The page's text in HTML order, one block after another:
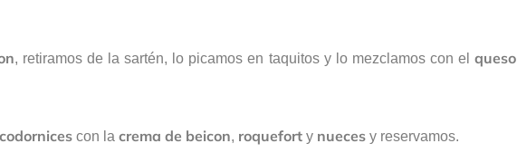
, retiramos de la sartén, lo picamos en taquitos y lo mezclamos con el queso
codornices con la crema de beicon, roquefort y nueces y reservamos.